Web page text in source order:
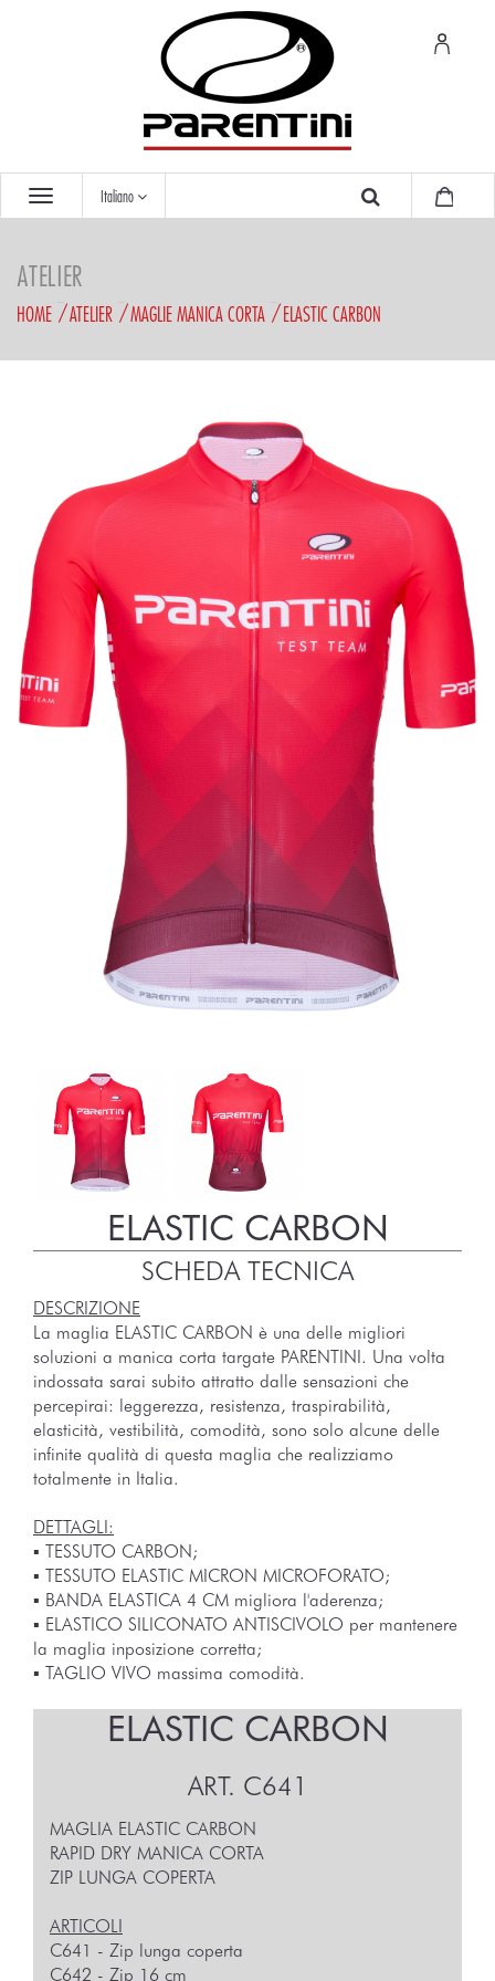
Italiano
ATELIER
HOME ATELIER MAGLIE MANICA CORTA ELASTIC CARBON
ELASTIC CARBON
SCHEDA TECNICA
DESCRIZIONE
La maglia ELASTIC CARBON è una delle migliori
soluzioni a manica corta targate PARENTINI. Una volta
indossata sarai subito attratto dalle sensazioni che
percepirai: leggerezza, resistenza, traspirabilità,
elasticità, vestibilità, comodità, sono solo alcune delle
infinite qualità di questa maglia che realizziamo
totalmente in Italia.
DETTAGLI:
▪︎ TESSUTO CARBON;
▪︎ TESSUTO ELASTIC MICRON MICROFORATO;
▪︎ BANDA ELASTICA 4 CM migliora l'aderenza;
▪︎ ELASTICO SILICONATO ANTISCIVOLO per mantenere
la maglia inposizione corretta;
▪︎ TAGLIO VIVO massima comodità.
ELASTIC CARBON
ART. C641
MAGLIA ELASTIC CARBON
RAPID DRY MANICA CORTA
ZIP LUNGA COPERTA
ARTICOLI
C641 - Zip lunga coperta
C642 - Zip 16 cm